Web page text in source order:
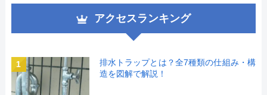
アクセスランキング
1
排水トラップとは？全7種類の仕組み・構
造を図解で解説！